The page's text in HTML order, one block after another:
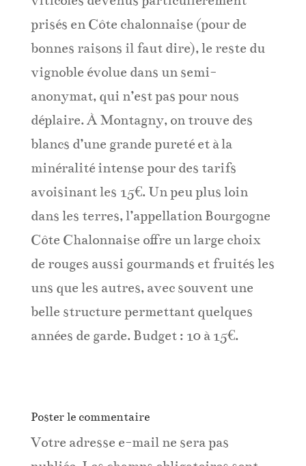
prisés en Côte chalonnaise (pour de
bonnes raisons il faut dire), le reste du
vignoble évolue dans un semi-
anonymat, qui n’est pas pour nous
déplaire. À Montagny, on trouve des
blancs d’une grande pureté et à la
minéralité intense pour des tarifs
avoisinant les 15€. Un peu plus loin
dans les terres, l’appellation Bourgogne
Côte Chalonnaise offre un large choix
de rouges aussi gourmands et fruités les
uns que les autres, avec souvent une
belle structure permettant quelques
années de garde. Budget : 10 à 15€.
Poster le commentaire
Votre adresse e-mail ne sera pas